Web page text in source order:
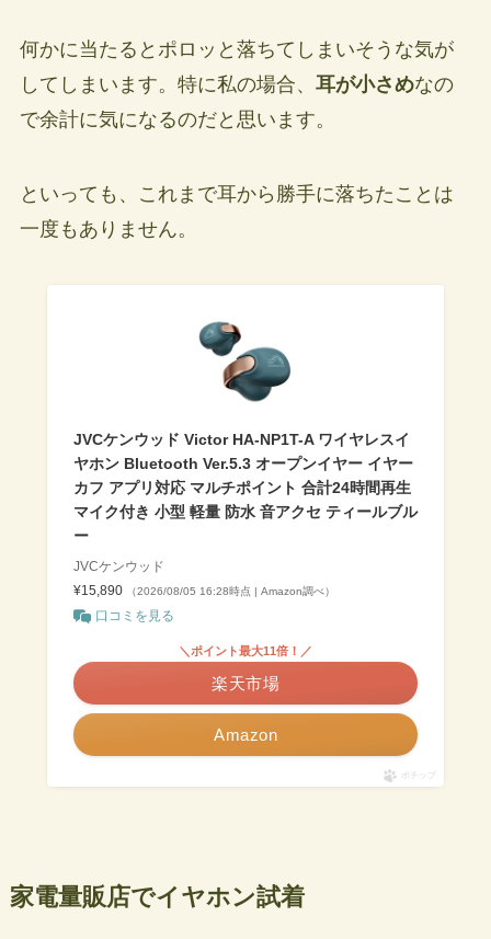
何かに当たるとポロッと落ちてしまいそうな気が
してしまいます。特に私の場合、 耳が小さめなの
で余計に気になるのだと思います。
といっても、これまで耳から勝手に落ちたことは
一度もありません。
JVCケンウッド Victor HA-NP1T-A ワイヤレスイ
ヤホン Bluetooth Ver.5.3 オープンイヤー イヤー
カフ アプリ対応 マルチポイント 合計24時間再生
マイク付き 小型 軽量 防水 音アクセ ティールブル
ー
JVCケンウッド
¥15,890
（2026/08/05 16:28時点 | Amazon調べ）
口コミを見る
Amazon
＼ポイント最大11倍！／
楽天市場
ポチップ
家電量販店でイヤホン試着